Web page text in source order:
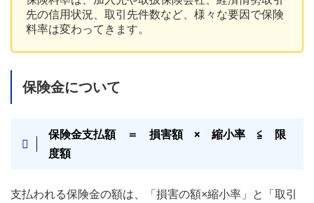
先の信用状況、取引先件数など、様々な要因で保険
料率は変わってきます。
保険金について
保険金支払額 ＝ 損害額 × 縮小率 ≦ 限
度額
支払われる保険金の額は、「損害の額×縮小率」と「取引